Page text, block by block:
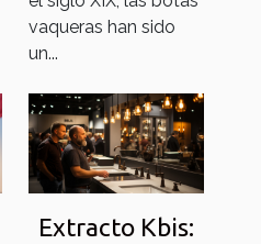
vaqueras han sido
un...
Extracto Kbis: